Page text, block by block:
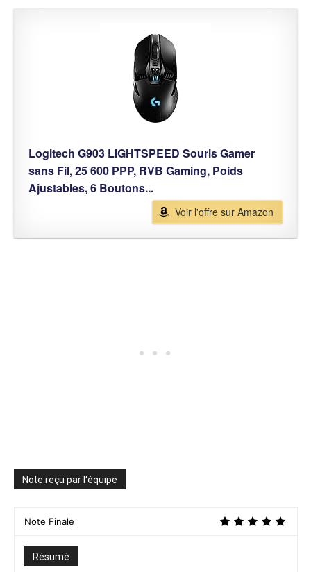
Logitech G903 LIGHTSPEED Souris Gamer
sans Fil, 25 600 PPP, RVB Gaming, Poids
Ajustables, 6 Boutons...
Voir l'offre sur Amazon
Note reçu par l'équipe
Note Finale
Résumé